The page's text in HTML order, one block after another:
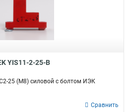
YIS11-2-25-B
25 (М8) силовой с болтом ИЭК
Сравнить